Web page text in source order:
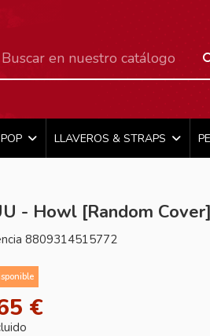
LLAVEROS & STRAPS
- Howl [Random Cover]
8809314515772
€